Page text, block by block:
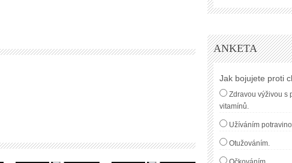
ANKETA
Jak bojujete proti
Zdravou výživou s
vitamínů.
Užíváním
Otužováním.